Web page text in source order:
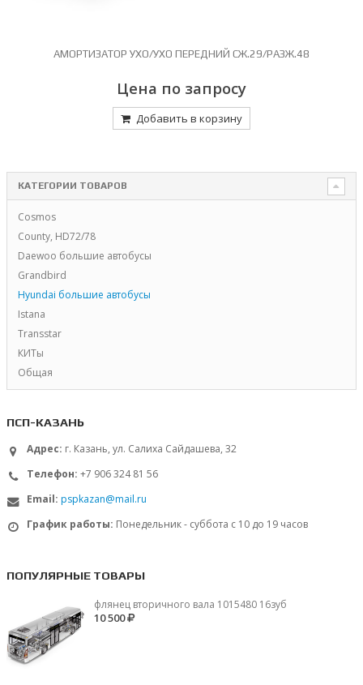
АМОРТИЗАТОР УХО/УХО ПЕРЕДНИЙ СЖ.29/РАЗЖ.48
Цена по запросу
Добавить в корзину
КАТЕГОРИИ ТОВАРОВ
Cosmos
County, HD72/78
Daewoo большие автобусы
Grandbird
Hyundai большие автобусы
Istana
Transstar
КИТы
Общая
ПСП-КАЗАНЬ
Адрес: г. Казань, ул. Салиха Сайдашева, 32
Телефон: +7 906 324 81 56
Email: pspkazan@mail.ru
График работы: Понедельник - суббота с 10 до 19 часов
ПОПУЛЯРНЫЕ ТОВАРЫ
флянец вторичного вала 1015480 16зуб
10 500